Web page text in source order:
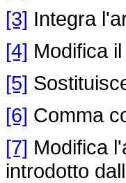
[3] Integra
[4] Modifica
[5]
[6] Comma
[7] Modifica
introdotto